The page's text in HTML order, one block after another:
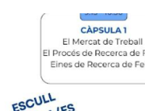
Formacions